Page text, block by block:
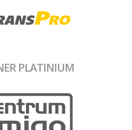
PLATINIUM